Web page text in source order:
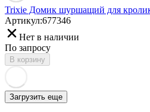
Trixie Домик шуршащий для
Артикул:677346
Нет в наличии
По запросу
В корзину
Загрузить еще